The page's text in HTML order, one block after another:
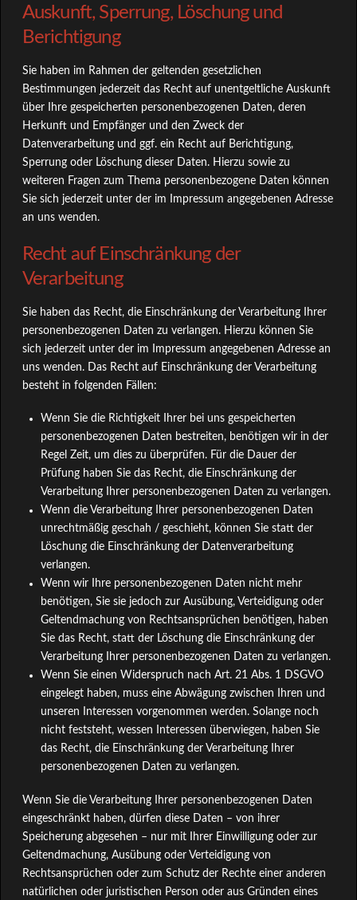
Auskunft, Sperrung, Löschung und
Berichtigung
Sie haben im Rahmen der geltenden gesetzlichen
Bestimmungen jederzeit das Recht auf unentgeltliche Auskunft
über Ihre gespeicherten personenbezogenen Daten, deren
Herkunft und Empfänger und den Zweck der
Datenverarbeitung und ggf. ein Recht auf Berichtigung,
Sperrung oder Löschung dieser Daten. Hierzu sowie zu
weiteren Fragen zum Thema personenbezogene Daten können
Sie sich jederzeit unter der im Impressum angegebenen Adresse
an uns wenden.
Recht auf Einschränkung der
Verarbeitung
Sie haben das Recht, die Einschränkung der Verarbeitung Ihrer
personenbezogenen Daten zu verlangen. Hierzu können Sie
sich jederzeit unter der im Impressum angegebenen Adresse an
uns wenden. Das Recht auf Einschränkung der Verarbeitung
besteht in folgenden Fällen:
Wenn Sie die Richtigkeit Ihrer bei uns gespeicherten
personenbezogenen Daten bestreiten, benötigen wir in der
Regel Zeit, um dies zu überprüfen. Für die Dauer der
Prüfung haben Sie das Recht, die Einschränkung der
Verarbeitung Ihrer personenbezogenen Daten zu verlangen.
Wenn die Verarbeitung Ihrer personenbezogenen Daten
unrechtmäßig geschah / geschieht, können Sie statt der
Löschung die Einschränkung der Datenverarbeitung
verlangen.
Wenn wir Ihre personenbezogenen Daten nicht mehr
benötigen, Sie sie jedoch zur Ausübung, Verteidigung oder
Geltendmachung von Rechtsansprüchen benötigen, haben
Sie das Recht, statt der Löschung die Einschränkung der
Verarbeitung Ihrer personenbezogenen Daten zu verlangen.
Wenn Sie einen Widerspruch nach Art. 21 Abs. 1 DSGVO
eingelegt haben, muss eine Abwägung zwischen Ihren und
unseren Interessen vorgenommen werden. Solange noch
nicht feststeht, wessen Interessen überwiegen, haben Sie
das Recht, die Einschränkung der Verarbeitung Ihrer
personenbezogenen Daten zu verlangen.
Wenn Sie die Verarbeitung Ihrer personenbezogenen Daten
eingeschränkt haben, dürfen diese Daten – von ihrer
Speicherung abgesehen – nur mit Ihrer Einwilligung oder zur
Geltendmachung, Ausübung oder Verteidigung von
Rechtsansprüchen oder zum Schutz der Rechte einer anderen
natürlichen oder juristischen Person oder aus Gründen eines